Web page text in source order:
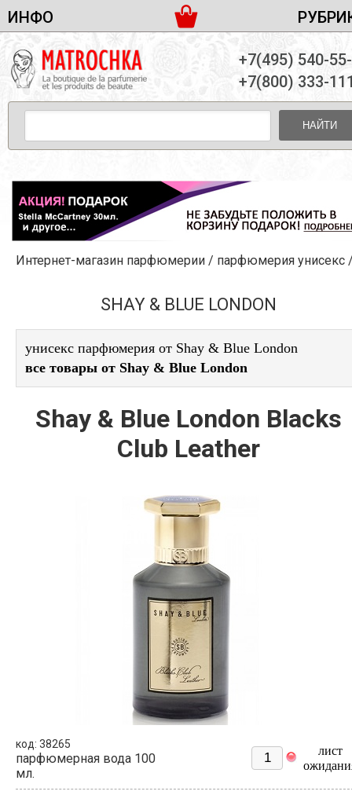
ИНФО
ДОСТАВКА И ОПЛАТА
ПАРТНЕРСТВО
КОНТАКТЫ
ЖЕНСКАЯ ПАРФЮМЕРИЯ
МУЖСКАЯ ПАРФЮМЕРИЯ
УНИСЕКС ПАРФЮМЕРИЯ
ЖЕНСКИЕ НАБОРЫ
МУЖСКИЕ НАБОРЫ
УНИСЕКС НАБОРЫ
УХОД ЗА ЛИЦОМ
УХОД ЗА ТЕЛОМ
ДЕКОРАТИВНАЯ КОСМЕТИКА
+7(495) 540-
+7(800) 333-
НАЙТИ
Интернет-магазин парфюмерии / парфюмерия унисекс
SHAY & BLUE LONDON
унисекс парфюмерия от Shay & Blue London
все товары от Shay & Blue London
Shay & Blue London Blacks
Club Leather
код: 38265
парфюмерная вода 100
мл.
лист